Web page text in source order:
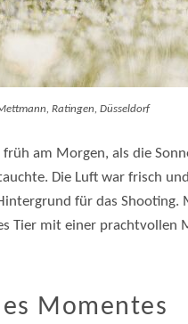
Ratingen, Düsseldorf
früh am Morgen, als die
Die Luft war frisch
für das Shooting.
Tier mit einer prachtvollen
Momentes